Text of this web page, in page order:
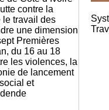
contre la
le travail des
une dimension
Premières
du 16 au 18
les violences, la
de lancement
et